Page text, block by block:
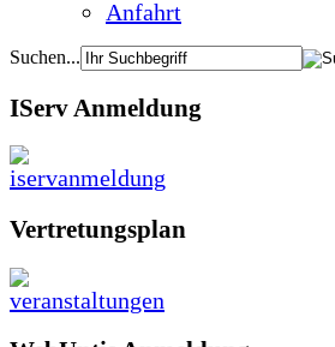
Anfahrt
Suchen...
IServ Anmeldung
Vertretungsplan